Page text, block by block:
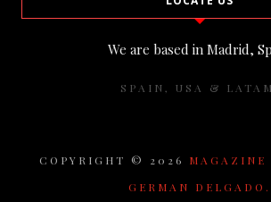
We are based in Madrid,
SPAIN, USA &
COPYRIGHT © 2026 MAGAZINE
GERMAN DELGADO.